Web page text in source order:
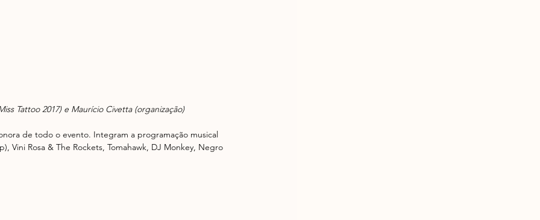
Tattoo 2017) e Maurício Civetta (organização)
de todo o evento. Integram a programação musical
Vini Rosa & The Rockets, Tomahawk, DJ Monkey, Negro